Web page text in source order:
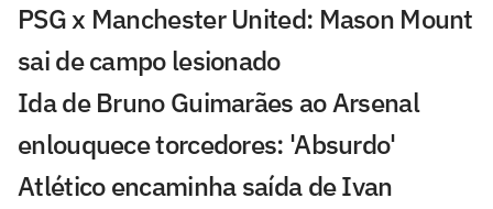
PSG x Manchester United: Mason Mount
sai de campo lesionado
Ida de Bruno Guimarães ao Arsenal
enlouquece torcedores: 'Absurdo'
Atlético encaminha saída de Ivan